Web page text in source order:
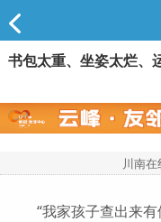
书包太重、坐姿太烂
川南
“我家孩子查出来有